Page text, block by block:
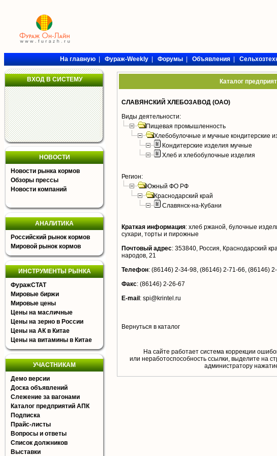
На главную|Фураж-Weekly|Форумы|Объявления|
ВХОД В СИСТЕМУ
НОВОСТИ
Новости рынка кормов
Обзоры прессы
Новости компаний
АНАЛИТИКА
Российский рынок кормов
Мировой рынок кормов
ИНСТРУМЕНТЫ РЫНКА
ФуражСТАТ
Мировые биржи
Мировые цены
Цены на масличные
Цены на зерно в России
Цены на АК в Китае
Цены на витамины в Китае
УЧАСТНИКАМ
Демо версии
Доска объявлений
Слежение за вагонами
Каталог предприятий АПК
Подписка
Прайс-листы
Вопросы и ответы
Список должников
Выставки
Каталог
СЛАВЯНСКИЙ ХЛЕБОЗАВОД (ОАО)
Виды деятельности:
Пищевая промышленность
Хлебобулочные и мучные кондитерские
Кондитерские изделия мучные
Хлеб и хлебобулочные изделия
Регион:
Южный ФО РФ
Краснодарский край
Славянск-на-Кубани
Краткая информация: хлеб ржаной, булочные
сухари, торты и пирожные
Почтовый адрес: 353840, Россия, Краснодарский
народов, 21
Телефон: (86146) 2-34-98, (86146) 2-71-66, (86146)
Факс: (86146) 2-26-67
E-mail : spi@krintel.ru
Вернуться в каталог
На сайте работает система коррекции
или неработоспособность ссылки, выделите на
aдминистратору